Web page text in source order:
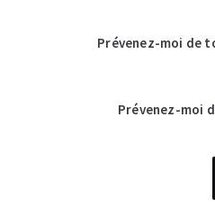
Prévenez-moi de
Prévenez-moi